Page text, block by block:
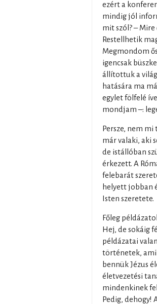
ezért a
mindig jól
mit szól? –
Restellhetik
Megmondom
igencsak
állítottuk a
hatására ma
egylet fölfelé
mondjam –:
Persze, nem
már valaki, aki
de istállóban
érkezett. A
felebarát
helyett jobban
Isten szeretete.
Főleg
Hej, de sokáig
példázatai
történetek,
bennük Jézus
életvezetési
mindenkinek
Pedig,